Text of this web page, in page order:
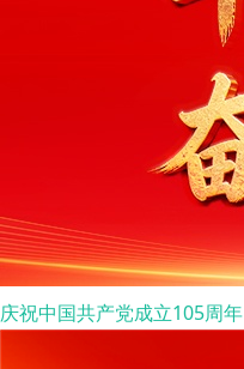
庆祝中国共产党成立105周年